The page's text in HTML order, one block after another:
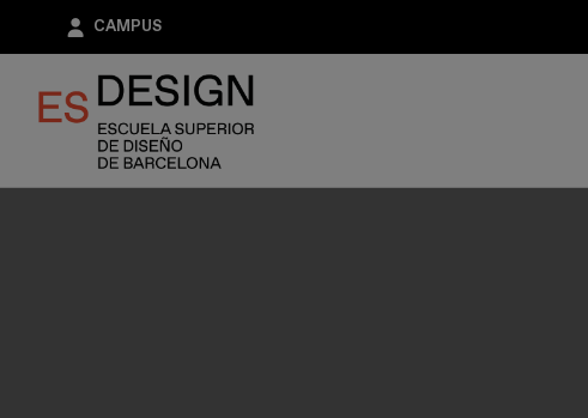
principal
CAMPUS